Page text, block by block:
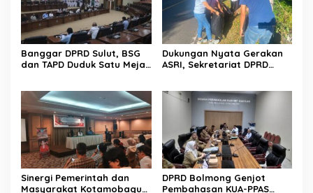
Banggar DPRD Sulut, BSG
dan TAPD Duduk Satu Meja.
Dukungan Nyata Gerakan
ASRI, Sekretariat DPRD
Sinergi Pemerintah dan
Masyarakat Kotamobagu
DPRD Bolmong Genjot
Pembahasan KUA-PPAS